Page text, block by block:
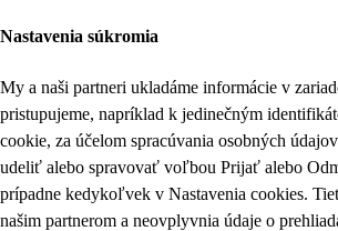
Nastavenia súkromia
My a naši partneri ukladáme informácie v
pristupujeme, napríklad k jedinečným
cookie, za účelom spracúvania osobných
udeliť alebo spravovať voľbou Prijať alebo
prípadne kedykoľvek v Nastavenia cookies.
našim partnerom a neovplyvnia údaje o